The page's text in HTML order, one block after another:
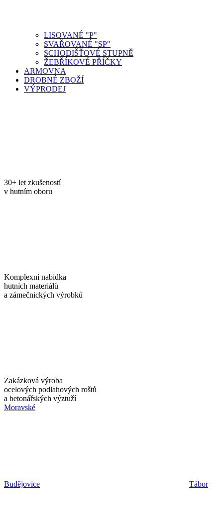
LISOVANÉ "P"
SVAŘOVANÉ "SP"
SCHODIŠŤOVÉ STUPNĚ
ŽEBŘÍKOVÉ PŘÍČKY
ARMOVNA
DROBNÉ ZBOŽÍ
VÝPRODEJ
30+ let zkušeností
v hutním oboru
Komplexní nabídka
hutních materiálů
a zámečnických výrobků
Zakázková výroba
ocelových podlahových roštů
a betonářských výztuží
Moravské
Budějovice Tábor